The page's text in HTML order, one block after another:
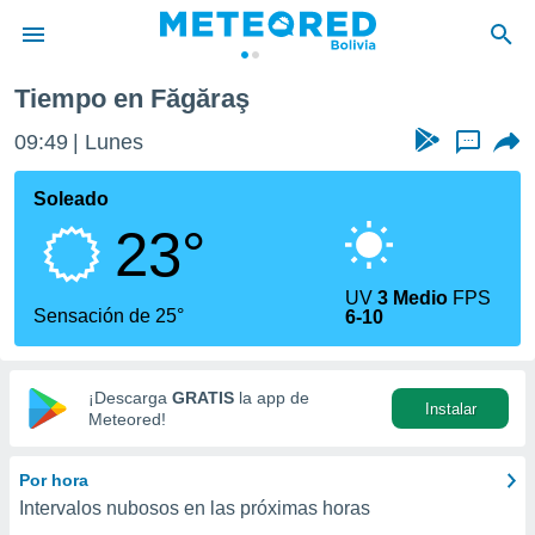
de
ha
calidad.
a este
las
y
digital
basada
Tiempo en Făgăraş
09:49 Lunes ...
Soleado
23°
Sensación de 25°
UV3 Medio FPS
6-10
¡Descarga GRATIS la app de
Meteored!
Instalar
Por hora
Intervalos nubosos en las próximas horas